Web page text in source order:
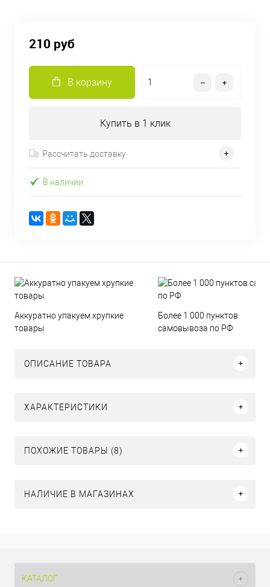
210 руб
В корзину
Купить в 1 клик
Рассчитать доставку
В наличии
Аккуратно упакуем хрупкие
товары
Более 1 000 пунктов
самовывоза по РФ
ОПИСАНИЕ ТОВАРА
ХАРАКТЕРИСТИКИ
ПОХОЖИЕ ТОВАРЫ (8)
НАЛИЧИЕ В МАГАЗИНАХ
КАТАЛОГ